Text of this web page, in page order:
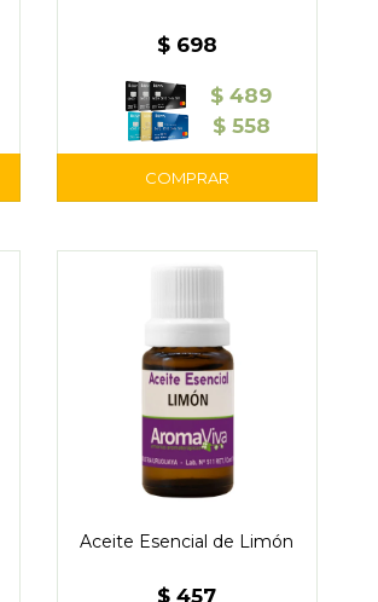
$ 698
$ 489
$ 558
Aceite Esencial de Limón
$ 457